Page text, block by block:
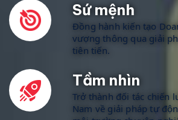
Sứ mệnh
Đồng hành kiến tạo
vượng thông qua giải
tiên tiến.
Tầm nhìn
Trở thành đối tác chiến
Nam về giải pháp tự